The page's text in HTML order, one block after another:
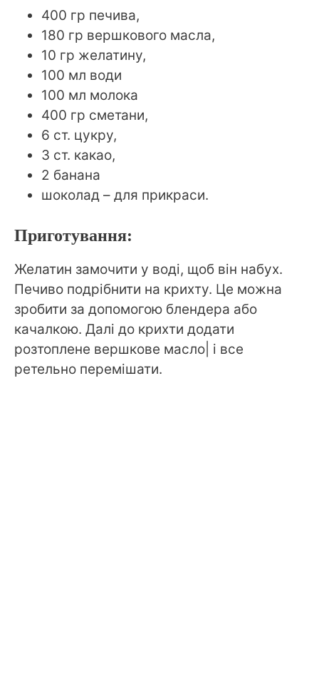
400 гр печива,
180 гр вершкового масла,
10 гр желатину,
100 мл води
100 мл молока
400 гр сметани,
6 ст. цукру,
3 ст. какао,
2 банана
шоколад – для прикраси.
Приготування:
Желатин замочити у воді, щоб він набух.
Печиво подрібнити на крихту. Це можна
зробити за допомогою блендера або
качалкою. Далі до крихти додати
розтоплене вершкове масло| і все
ретельно перемішати.